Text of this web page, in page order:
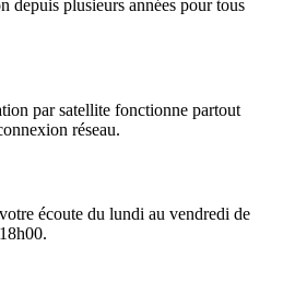
depuis plusieurs années pour tous
par satellite fonctionne partout
réseau.
écoute du lundi au vendredi de